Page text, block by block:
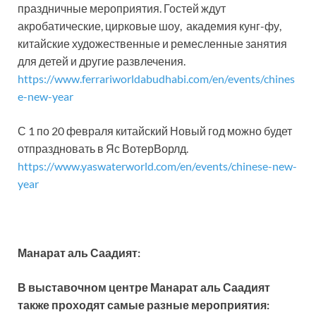
праздничные мероприятия. Гостей ждут
акробатические, цирковые шоу, академия кунг-фу,
китайские художественные и ремесленные занятия
для детей и другие развлечения.
https://www.ferrariworldabudhabi.com/en/events/chines
e-new-year
С 1 по 20 февраля китайский Новый год можно будет
отпраздновать в Яс ВотерВорлд.
https://www.yaswaterworld.com/en/events/chinese-new-
year
Манарат аль Саадият:
В выставочном центре Манарат аль Саадият
также проходят самые разные мероприятия: